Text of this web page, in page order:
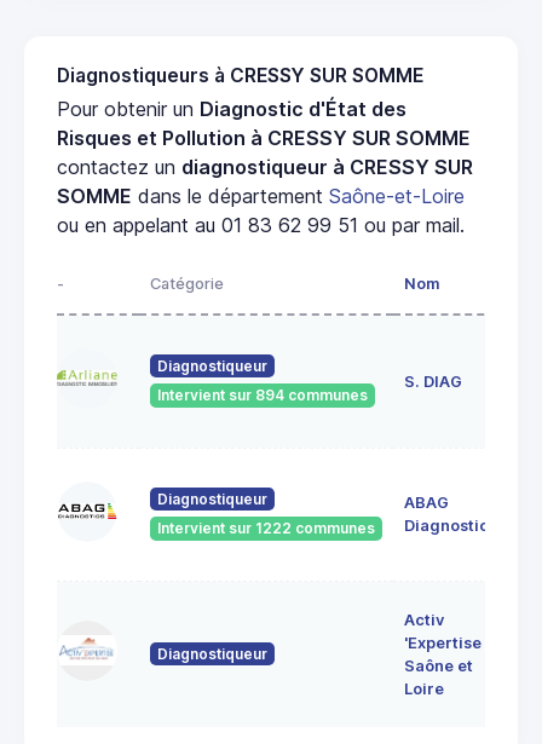
Diagnostiqueurs à CRESSY SUR SOMME
Pour obtenir un Diagnostic d'État des
Risques et Pollution à CRESSY SUR SOMME
contactez un diagnostiqueur à CRESSY SUR
SOMME dans le département Saône-et-Loire
ou en appelant au 01 83 62 99 51 ou par mail.
- Catégorie Nom
Diagnostiqueur
Intervient sur 894 communes
S. DIAG
Diagnostiqueur
Intervient sur 1222 communes
ABAG
Diagnostics
Diagnostiqueur
Activ
'Expertise
Saône et
Loire